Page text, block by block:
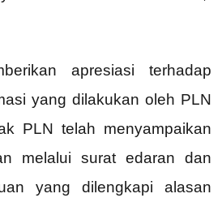
apresiasi terhadap
yang dilakukan oleh PLN
PLN telah menyampaikan
melalui surat edaran dan
yang dilengkapi alasan